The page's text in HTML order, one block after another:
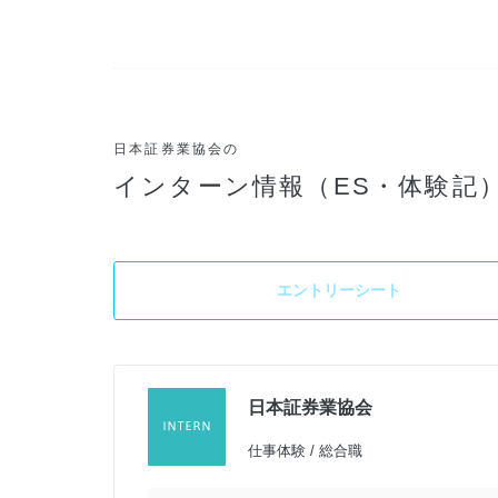
日本証券業協会の
インターン情報（ES・体験記）
エントリーシート
日本証券業協会
仕事体験 / 総合職